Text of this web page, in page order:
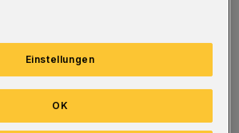
sein, dass zwischen
Alternativen überhaupt
besteht?
Einstellungen
OK